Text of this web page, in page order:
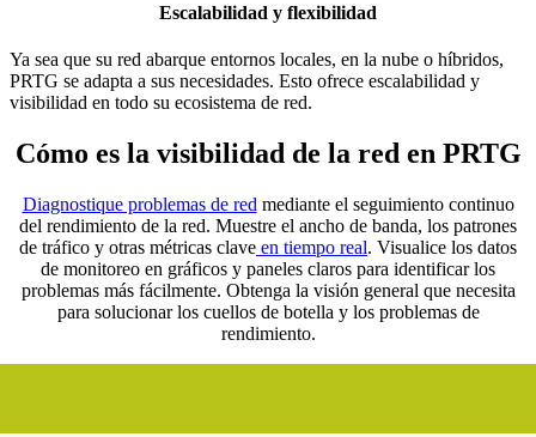
Escalabilidad y flexibilidad
Ya sea que su red abarque entornos locales, en la nube o híbridos,
PRTG se adapta a sus necesidades. Esto ofrece escalabilidad y
visibilidad en todo su ecosistema de red.
Cómo es la visibilidad de la red en PRTG
Diagnostique problemas de red mediante el seguimiento continuo
del rendimiento de la red. Muestre el ancho de banda, los patrones
de tráfico y otras métricas clave en tiempo real. Visualice los datos
de monitoreo en gráficos y paneles claros para identificar los
problemas más fácilmente. Obtenga la visión general que necesita
para solucionar los cuellos de botella y los problemas de
rendimiento.